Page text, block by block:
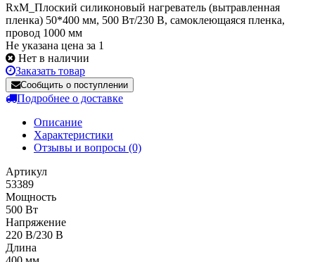
RxM_Плоский силиконовый нагреватель (вытравленная
пленка) 50*400 мм, 500 Вт/230 В, самоклеющаяся пленка,
провод 1000 мм
Не указана цена за 1
Нет в наличии
Заказать товар
Сообщить о поступлении
Подробнее о доставке
Описание
Характеристики
Отзывы и вопросы (0)
Артикул
53389
Мощность
500 Вт
Напряжение
220 В/230 В
Длина